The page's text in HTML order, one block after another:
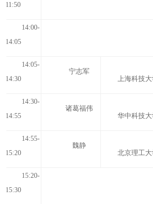
11:50
14:00-
14:05
14:05-
14:30
宁志军
上海科技
14:30-
14:55
诸葛福伟
华中科技
14:55-
15:20
魏静
北京理工
15:20-
15:30